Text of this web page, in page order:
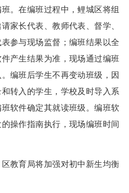
在编班过程中，鲤城区将组
家长代表、教师代表、督学、
参与现场监督；编班结果以全
产生结果为准，现场通过编班
编班后学生不再变动班级，因
转入的学生，学校及时导入系
软件确定其就读班级。编班软
操作指南执行，现场编班时间
育局将加强对初中新生均衡